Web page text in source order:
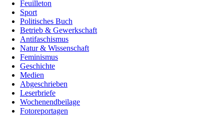
Feuilleton
Sport
Politisches Buch
Betrieb & Gewerkschaft
Antifaschismus
Natur & Wissenschaft
Feminismus
Geschichte
Medien
Abgeschrieben
Leserbriefe
Wochenendbeilage
Fotoreportagen